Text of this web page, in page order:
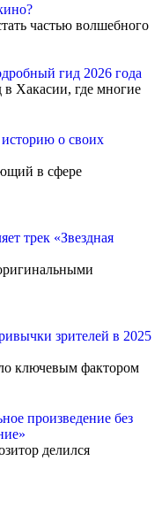
частью волшебного
гид 2026 года
Хакасии, где многие
о своих
в сфере
трек «Звездная
зрителей в 2025
ключевым фактором
произведение без
делился